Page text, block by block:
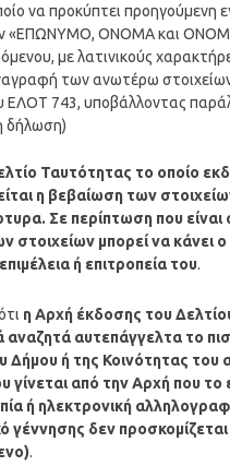
να προκύπτει προηγούμενη
«ΕΠΩΝΥΜΟ, ΟΝΟΜΑ και
με λατινικούς
των ανωτέρω
ΕΛΟΤ 743, υποβάλλοντας
δήλωση)
Ταυτότητας το οποίο
η βεβαίωση των
Σε περίπτωση που είναι
στοιχείων μπορεί να κάνει ο
ή επιτροπεία του.
η Αρχή έκδοσης του
αναζητά αυτεπάγγελτα το
Δήμου ή της Κοινότητας του
γίνεται από την Αρχή που το
ή ηλεκτρονική
γέννησης δεν
.